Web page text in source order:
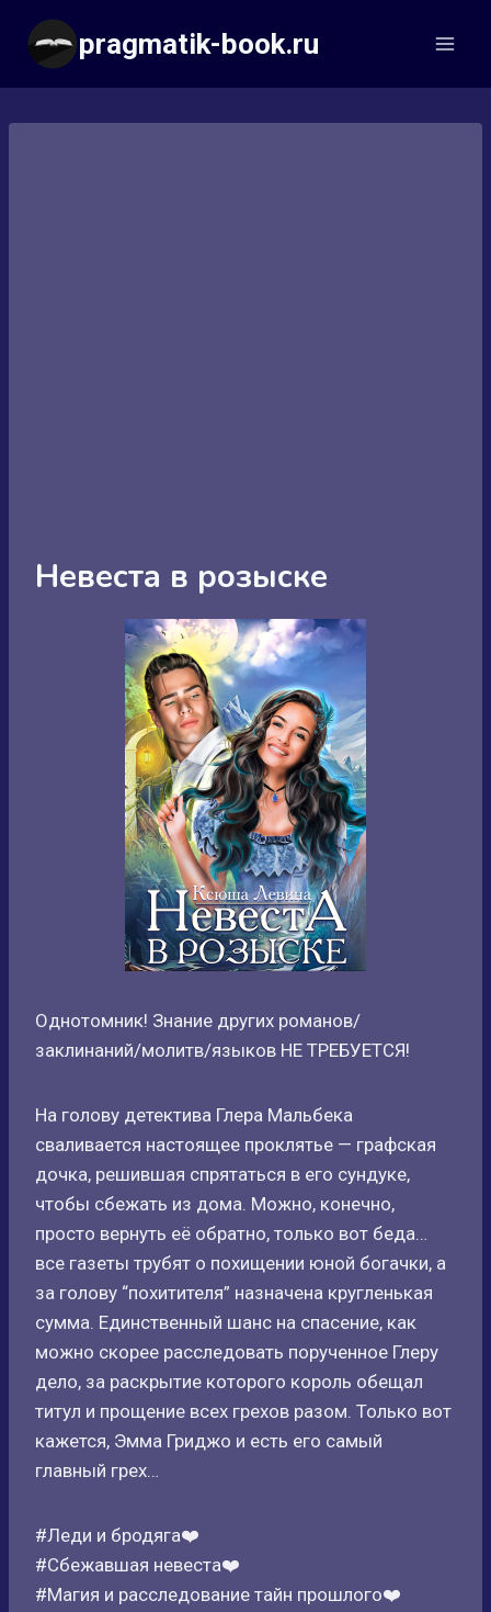
Перейти
содержимому
pragmatik-book.ru
Невеста в розыске
Однотомник! Знание других романов/
заклинаний/молитв/языков НЕ ТРЕБУЕТСЯ!
На голову детектива Глера Мальбека
сваливается настоящее проклятье — графская
дочка, решившая спрятаться в его сундуке,
чтобы сбежать из дома. Можно, конечно,
просто вернуть её обратно, только вот беда…
все газеты трубят о похищении юной богачки, а
за голову “похитителя” назначена кругленькая
сумма. Единственный шанс на спасение, как
можно скорее расследовать порученное Глеру
дело, за раскрытие которого король обещал
титул и прощение всех грехов разом. Только вот
кажется, Эмма Гриджо и есть его самый
главный грех…
#Леди и бродяга❤️
#Сбежавшая невеста❤️
#Магия и расследование тайн прошлого❤️